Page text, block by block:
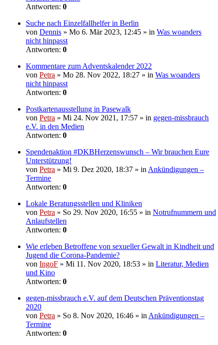
Antworten: 0
Suche nach Einzelfallhelfer in Berlin
von Dennis » Mo 6. Mär 2023, 12:45 » in Was woanders
nicht hinpasst
Antworten: 0
Kommentare zum Adventskalender 2022
von Petra » Mo 28. Nov 2022, 18:27 » in Was woanders
nicht hinpasst
Antworten: 0
Postkartenausstellung in Pasewalk
von Petra » Mi 24. Nov 2021, 17:57 » in gegen-missbrauch
e.V. in den Medien
Antworten: 0
Spendenaktion #DKBHerzenswunsch – Wir brauchen Eure
Unterstützung!
von Petra » Mi 9. Dez 2020, 18:37 » in Ankündigungen –
Termine
Antworten: 0
Lokale Beratungsstellen und Kliniken
von Petra » So 29. Nov 2020, 16:55 » in Notrufnummern und
Anlaufstellen
Antworten: 0
Wie erleben Betroffene von sexueller Gewalt in Kindheit und
Jugend die Corona-Pandemie?
von IngoF » Mi 11. Nov 2020, 18:53 » in Literatur, Medien
und Kino
Antworten: 0
gegen-missbrauch e.V. auf dem Deutschen Präventionstag
2020
von Petra » So 8. Nov 2020, 16:46 » in Ankündigungen –
Termine
Antworten: 0